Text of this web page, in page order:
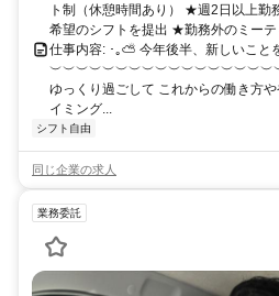
ト制（休憩時間あり） ★週2日以上
希望のシフトを提出 ★勤務外のミー
仕事内容: ･｡⛅ 今年後半、新しいこと
ゆっくり過ごして これからの働き方
イミング...
シフト自由
同じ企業の求人
業務委託